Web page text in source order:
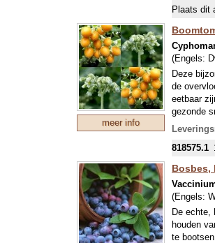
bloemen
zomer
de
kan korte
HERFST
Plaats dit
meer info
(Engels:
Deze
de
eetbaar
gezonde
bijlichten
818575.1
Bosbes,
(Engels:
De echte,
houden
te